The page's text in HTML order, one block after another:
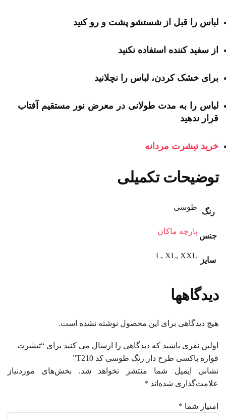
لباس را قبل از شستشو پشت و رو کنید
از سفید کننده استفاده نکنید
برای خشک کردن، لباس را نچلانید
لباس را به مدت طولانی در معرض نور مستقیم آفتاب
قرار ندهید
خرید تیشرت مردانه
توضیحات تکمیلی
رنگ
طوسی
جنس
پارچه ماکان
سایز
L, XL, XXL
دیدگاهها
هیچ دیدگاهی برای این محصول نوشته نشده است.
اولین نفری باشید که دیدگاهی را ارسال می کنید برای “تیشرت
قواره باکسی طرح دار رنگ طوسی کد T210”
نشانی ایمیل شما منتشر نخواهد شد.
بخش‌های موردنیاز
علامت‌گذاری شده‌اند *
امتیاز شما *